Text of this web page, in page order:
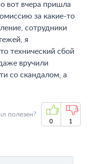
вот вчера пришла
за какие-то
сотрудники
я
технический сбой
вручили
со скандалом, а
полезен?
0 1